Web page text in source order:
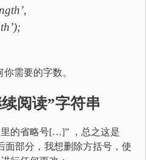
需要的字数。
阅读”字符串
的省略号[…]” ，总之这是
面部分，我想删除方括号，使